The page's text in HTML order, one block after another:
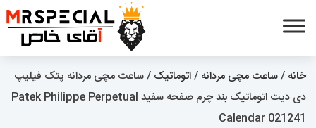
خانه /ساعت مچی مردانه /اتوماتیک / ساعت مچی مردانه پتک فیلیپ
دی دیت اتوماتیک بند چرم صفحه سفید Patek Philippe Perpetual
Calendar 021241